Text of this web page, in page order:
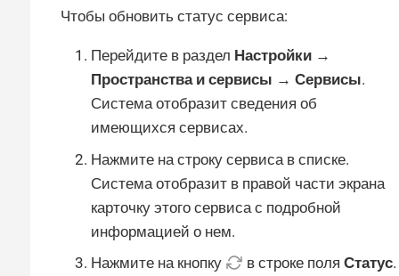
Чтобы обновить статус сервиса:
Перейдите в раздел Настройки →
Пространства и сервисы → Сервисы.
Система отобразит сведения об
имеющихся сервисах.
Нажмите на строку сервиса в списке.
Система отобразит в правой части экрана
карточку этого сервиса с подробной
информацией о нем.
Нажмите на кнопку
в строке поля Статус.